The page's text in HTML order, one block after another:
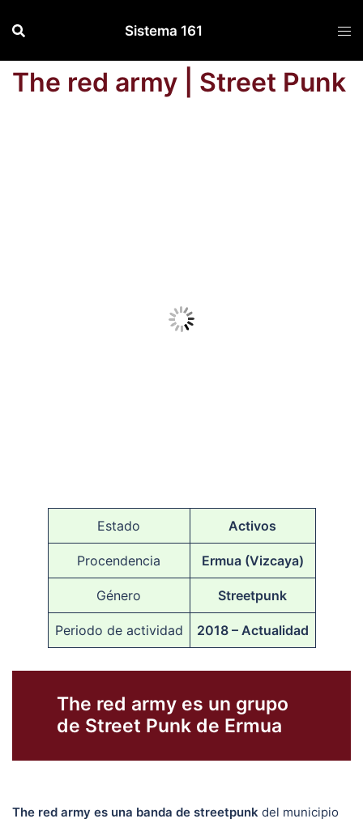
Sistema 161
The red army | Street Punk
Estado Activos
Procendencia Ermua (Vizcaya)
Género Streetpunk
Periodo de actividad 2018 – Actualidad
The red army es un grupo
de Street Punk de Ermua
The red army es una banda de streetpunk del municipio